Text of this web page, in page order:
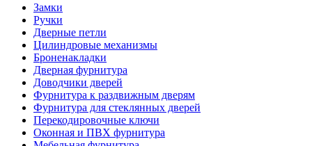
Замки
Ручки
Дверные петли
Цилиндровые механизмы
Броненакладки
Дверная фурнитура
Доводчики дверей
Фурнитура к раздвижным дверям
Фурнитура для стеклянных дверей
Перекодировочные ключи
Оконная и ПВХ фурнитура